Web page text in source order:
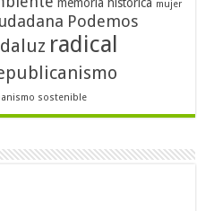
mujer
Podemos
radical
sostenible